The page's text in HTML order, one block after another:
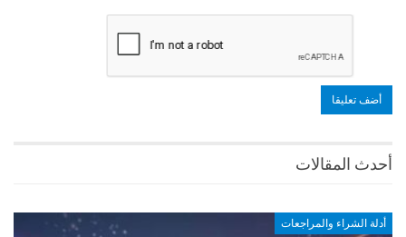
أحدث المقالات
أدلة الشراء والمراجعات